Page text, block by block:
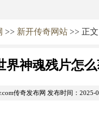
>> 新开传奇网站 >> 正文
界神魂残片怎
传奇发布网 发布时间：2025-